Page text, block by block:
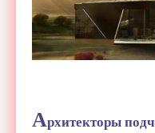
Архитекторы